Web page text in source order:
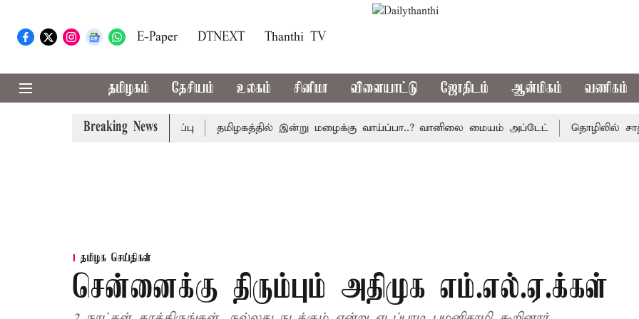
E-Paper DTNEXT Thanthi TV
தமிழகம் தேசியம் உலகம் சினிமா விளையாட்டு ஜோதிடம் ஆன்மிகம் வணிகம்
Breaking News
சிறையில் உயிரிழப்பு தமிழகத்தில் இன்று மழைக்கு வாய்ப்பா..? வானிலை மையம் அப்டேட் தொழிலில் சாதனை
தமிழக செய்திகள்
சென்னைக்கு திரும்பும் அதிமுக எம்.எல்.ஏ.க்கள்